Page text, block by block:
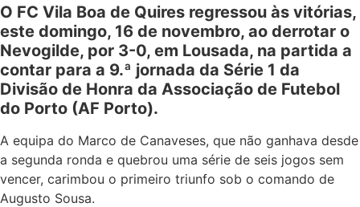
O FC Vila Boa de Quires regressou às vitórias,
este domingo, 16 de novembro, ao derrotar o
Nevogilde, por 3-0, em Lousada, na partida a
contar para a 9.ª jornada da Série 1 da
Divisão de Honra da Associação de Futebol
do Porto (AF Porto).
A equipa do Marco de Canaveses, que não ganhava desde
a segunda ronda e quebrou uma série de seis jogos sem
vencer, carimbou o primeiro triunfo sob o comando de
Augusto Sousa.